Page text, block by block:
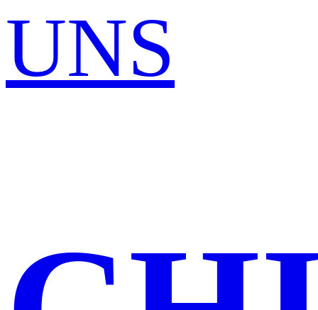
UNS